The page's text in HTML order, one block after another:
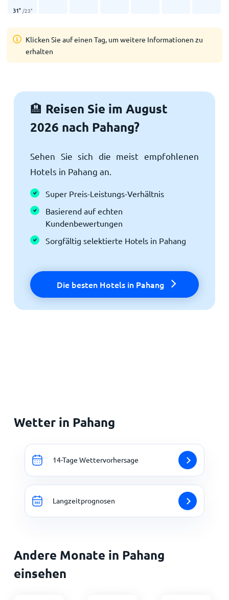
31° /23°
Klicken Sie auf einen Tag, um weitere Informationen zu
erhalten
🏨 Reisen Sie im August
2026 nach Pahang?
Sehen Sie sich die meist empfohlenen
Hotels in Pahang an.
Super Preis-Leistungs-Verhältnis
Basierend auf echten
Kundenbewertungen
Sorgfältig selektierte Hotels in Pahang
Die besten Hotels in Pahang
Wetter in Pahang
14-Tage Wettervorhersage
Langzeitprognosen
Andere Monate in Pahang
einsehen